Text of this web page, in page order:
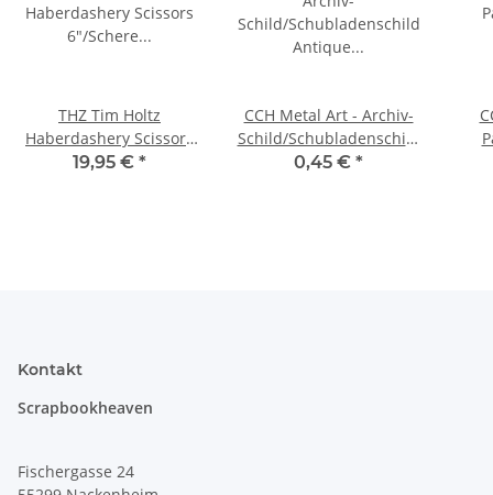
THZ Tim Holtz
Haberdashery Scissors
6"/Schere 6" Black
19,95 € *
CCH Metal Art - Archiv-
Schild/Schubladenschild
Antique Silber 6x2 cm
0,45 € *
Kontakt
Scrapbookheaven
Fischergasse 24